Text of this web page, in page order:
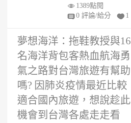
年
1389點閱
0 評論/給分
1
夢想海洋：拖鞋教授與16
名海洋背包客熱血航海勇
氣之路對台灣旅遊有幫助
嗎? 因肺炎疫情最近比較
適合國內旅遊，想說趁此
機會到台灣各處走走看